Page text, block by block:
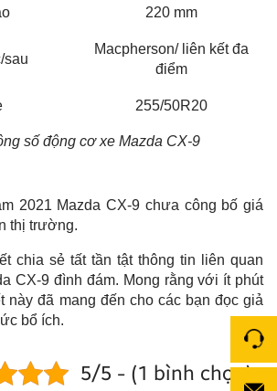
220 mm
sau
Macpherson/ liên kết đa
điểm
255/50R20
số động cơ xe Mazda CX-9
2021 Mazda CX-9 chưa công bố giá
thị trường.
chia sẻ tất tần tật thông tin liên quan
CX-9 đình đám. Mong rằng với ít phút
này đã mang đến cho các bạn đọc giả
bổ ích.
5/5 - (1 bình chọn)